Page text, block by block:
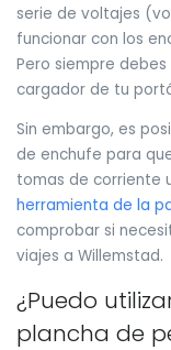
serie de voltajes
funcionar con los
Pero siempre
cargador de tu
Sin embargo, es
de enchufe para
tomas de corriente
herramienta de la
comprobar si
viajes a Willemstad.
¿Puedo
plancha de